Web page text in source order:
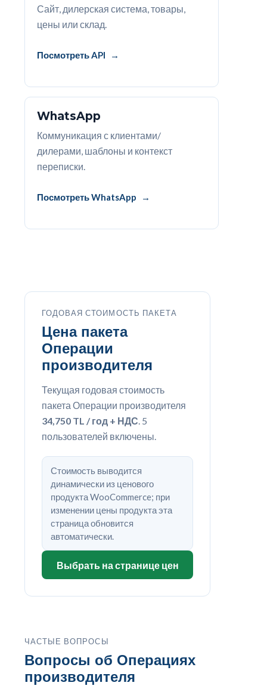
Сайт, дилерская система, товары,
цены или склад.
Посмотреть API
WhatsApp
Коммуникация с клиентами/
дилерами, шаблоны и контекст
переписки.
Посмотреть WhatsApp
ГОДОВАЯ СТОИМОСТЬ ПАКЕТА
Цена пакета
Операции
производителя
Текущая годовая стоимость
пакета Операции производителя
34,750 TL / год + НДС. 5
пользователей включены.
Стоимость выводится
динамически из ценового
продукта WooCommerce; при
изменении цены продукта эта
страница обновится
автоматически.
Выбрать на странице цен
ЧАСТЫЕ ВОПРОСЫ
Вопросы об Операциях
производителя